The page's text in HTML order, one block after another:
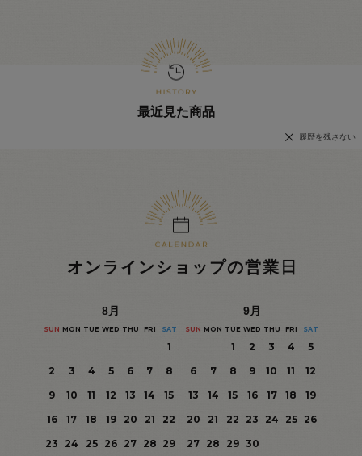
最近見た商品
履歴を残さない
オンラインショップの営業日
8月
SUN MON TUE WED THU FRI SAT
1
2
3 4 5 6 7
8
9
10 11 12 13 14
15
16
17 18 19 20 21
22
23
24 25 26 27 28 29
9月
SUN MON TUE WED THU FRI SAT
1 2 3 4
5
6
7 8 9 10 11
12
13
14 15 16 17 18
19
20
21 22 23 24 25
26
27 28 29 30